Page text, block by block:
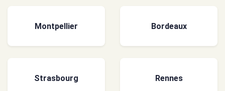
Montpellier Bordeaux
Strasbourg Rennes